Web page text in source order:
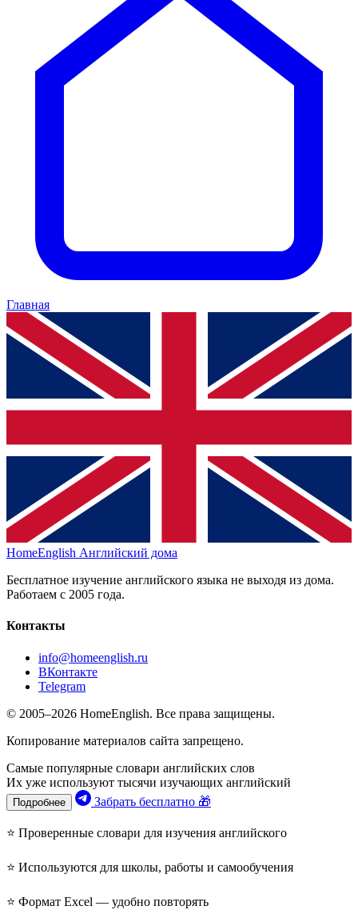
Главная
HomeEnglish Английский дома
Бесплатное изучение английского языка не выходя из дома.
Работаем с 2005 года.
Контакты
info@homeenglish.ru
ВКонтакте
Telegram
© 2005–2026 HomeEnglish. Все права защищены.
Копирование материалов сайта запрещено.
Самые популярные словари английских слов
Их уже используют тысячи изучающих английский
Подробнее Забрать бесплатно 🎁
⭐ Проверенные словари для изучения английского
⭐ Используются для школы, работы и самообучения
⭐ Формат Excel — удобно повторять